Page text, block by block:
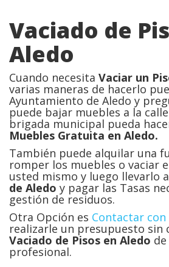
Vaciado de
Aledo
Cuando necesita Vaciar un
varias maneras de hacerlo
Ayuntamiento de Aledo y
puede bajar muebles a la
brigada municipal pueda
Muebles Gratuita en Aledo.
También puede alquilar una
romper los muebles o vaciar
usted mismo y luego llevarlo
de Aledo y pagar las Tasas
gestión de residuos.
Otra Opción es Contactar
realizarle un presupuesto sin
Vaciado de Pisos en Aledo
profesional.